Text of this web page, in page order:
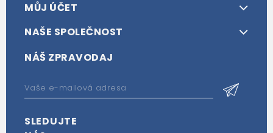
MŮJ ÚČET
NAŠE SPOLEČNOST
NÁŠ ZPRAVODAJ
SLEDUJTE